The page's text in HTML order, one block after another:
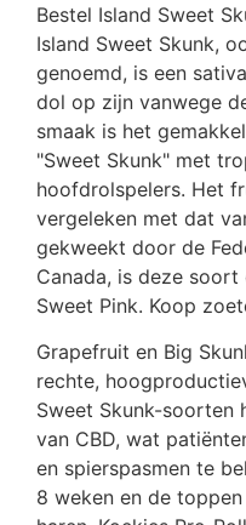
Bestel Island Sweet
Island Sweet Skunk,
genoemd, is een
dol op zijn vanwege
smaak is het
"Sweet Skunk" met
hoofdrolspelers. Het
vergeleken met dat
gekweekt door de
Canada, is deze
Sweet Pink. Koop
Grapefruit en Big
rechte,
Sweet Skunk-soorten
van CBD, wat
en spierspasmen te
8 weken en de